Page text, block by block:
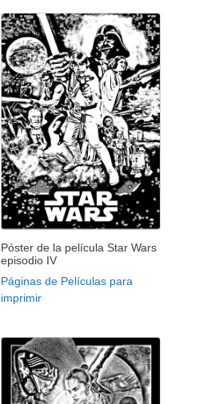
Póster de la película Star Wars
episodio IV
Páginas de Películas para
imprimir